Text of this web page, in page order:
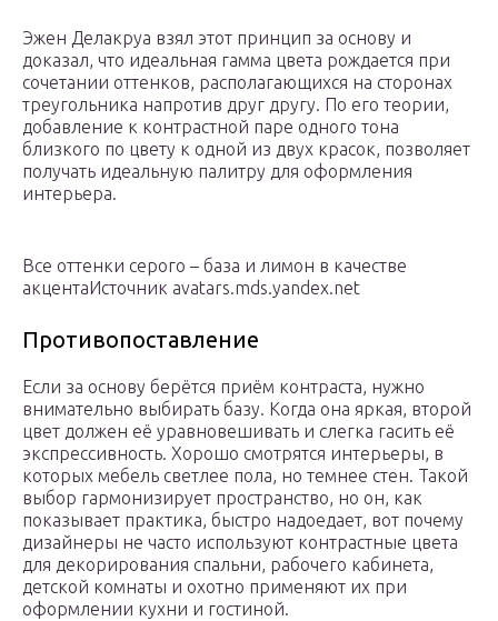
Эжен Делакруа взял этот принцип за основу и
доказал, что идеальная гамма цвета рождается при
сочетании оттенков, располагающихся на сторонах
треугольника напротив друг другу. По его теории,
добавление к контрастной паре одного тона
близкого по цвету к одной из двух красок, позволяет
получать идеальную палитру для оформления
интерьера.
Все оттенки серого – база и лимон в качестве
акцентаИсточник avatars.mds.yandex.net
Противопоставление
Если за основу берётся приём контраста, нужно
внимательно выбирать базу. Когда она яркая, второй
цвет должен её уравновешивать и слегка гасить её
экспрессивность. Хорошо смотрятся интерьеры, в
которых мебель светлее пола, но темнее стен. Такой
выбор гармонизирует пространство, но он, как
показывает практика, быстро надоедает, вот почему
дизайнеры не часто используют контрастные цвета
для декорирования спальни, рабочего кабинета,
детской комнаты и охотно применяют их при
оформлении кухни и гостиной.